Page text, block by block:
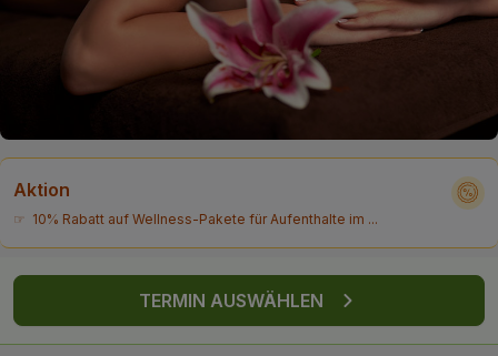
Aktion
☞ 10% Rabatt auf Wellness-Pakete für Aufenthalte im ...
TERMIN AUSWÄHLEN